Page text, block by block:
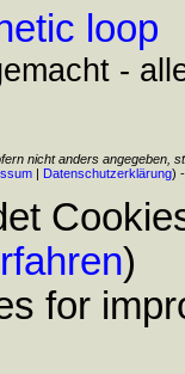
loop
-
nicht anders angegeben,
| Datenschutzerklärung)
)
for